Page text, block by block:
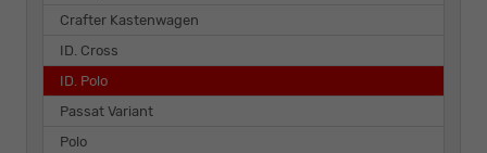
Crafter Kastenwagen
ID. Cross
ID. Polo
Passat Variant
Polo